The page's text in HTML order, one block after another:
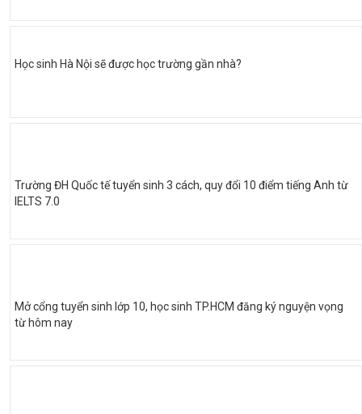
Học sinh Hà Nội sẽ được học trường gần nhà?
Trường ĐH Quốc tế tuyển sinh 3 cách, quy đổi 10 điểm tiếng Anh từ
IELTS 7.0
Mở cổng tuyển sinh lớp 10, học sinh TP.HCM đăng ký nguyện vọng
từ hôm nay